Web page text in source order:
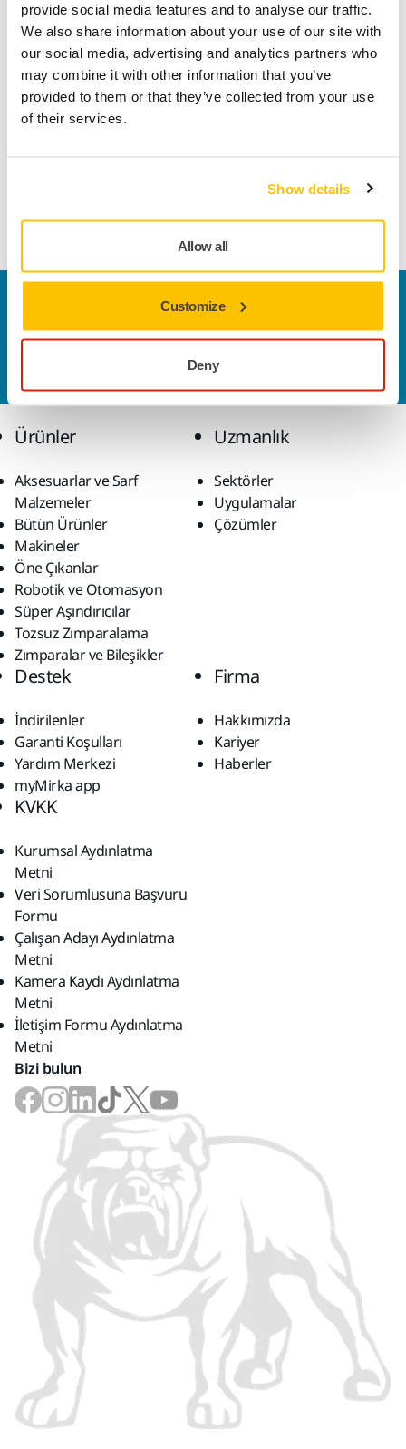
provide social media features and to analyse our traffic.
We also share information about your use of our site with
our social media, advertising and analytics partners who
may combine it with other information that you’ve
provided to them or that they’ve collected from your use
of their services.
Show details
Allow all
Customize
Deny
Iridium evrensel zımparalama için bir premium kağıt
zımparadır. Hız ve verimlilik için mükemmelleştirilmiştir.
Esnek kâğıt üzerinde seramik ve alüminyum oksit
taneciklerin karışımına sahiptir. Hassas kaplaması tıkanmayı
önler. Pratik olarak tozu iter ve tanecikler daha uzun süre
keskin kaldığı için zımparanın kullanım ömrü uzar. Diskler ve
mükemmel sonuçlar verir ve bu özelliği bütün endüstrilerde
profesyoneller için onu ideal bir kağıt zımpara yapar.
Daha fazla bilgi edinmek ister misiniz? Lütfen bizimle
Ürünler
Aksesuarlar ve Sarf
Malzemeler
Bütün Ürünler
Makineler
Öne Çıkanlar
Robotik ve Otomasyon
Süper Aşındırıcılar
Tozsuz Zımparalama
Zımparalar ve Bileşikler
Uzmanlık
Sektörler
Uygulamalar
Çözümler
Destek
İndirilenler
Garanti Koşulları
Yardım Merkezi
myMirka app
Firma
Hakkımızda
Kariyer
Haberler
KVKK
Kurumsal Aydınlatma
Metni
Veri Sorumlusuna Başvuru
Formu
Çalışan Adayı Aydınlatma
Metni
Kamera Kaydı Aydınlatma
Metni
İletişim Formu Aydınlatma
Metni
Bizi bulun